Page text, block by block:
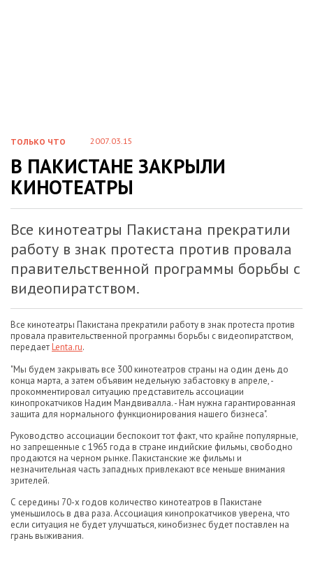
ТОЛЬКО ЧТО 2007.03.15
В ПАКИСТАНЕ ЗАКРЫЛИ
КИНОТЕАТРЫ
Все кинотеатры Пакистана прекратили
работу в знак протеста против провала
правительственной программы борьбы с
видеопиратством.
Все кинотеатры Пакистана прекратили работу в знак протеста против
провала правительственной программы борьбы с видеопиратством,
передаетLenta.ru.
"Мы будем закрывать все 300 кинотеатров страны на один день до
конца марта, а затем объявим недельную забастовку в апреле, -
прокомментировал ситуацию представитель ассоциации
кинопрокатчиков Надим Мандвивалла. - Нам нужна гарантированная
защита для нормального функционирования нашего бизнеса".
Руководство ассоциации беспокоит тот факт, что крайне популярные,
но запрещенные с 1965 года в стране индийские фильмы, свободно
продаются на черном рынке. Пакистанские же фильмы и
незначительная часть западных привлекают все меньше внимания
зрителей.
С середины 70-х годов количество кинотеатров в Пакистане
уменьшилось в два раза. Ассоциация кинопрокатчиков уверена, что
если ситуация не будет улучшаться, кинобизнес будет поставлен на
грань выживания.